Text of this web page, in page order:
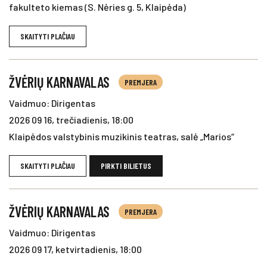
fakulteto kiemas (S. Nėries g. 5, Klaipėda)
SKAITYTI PLAČIAU
ŽVĖRIŲ KARNAVALAS PREMJERA
Vaidmuo: Dirigentas
2026 09 16, trečiadienis, 18:00
Klaipėdos valstybinis muzikinis teatras, salė „Marios“
SKAITYTI PLAČIAU PIRKTI BILIETUS
ŽVĖRIŲ KARNAVALAS PREMJERA
Vaidmuo: Dirigentas
2026 09 17, ketvirtadienis, 18:00